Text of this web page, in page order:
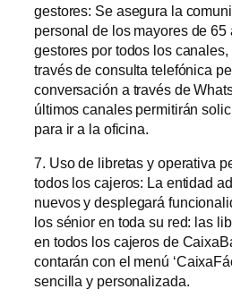
gestores: Se asegura la
personal de los mayores de 65
gestores por todos los
través de consulta telefónica
conversación a través de
últimos canales permitirán
para ir a la oficina.
7. Uso de libretas y operativa
todos los cajeros: La entidad
nuevos y desplegará
los sénior en toda su red: las
en todos los cajeros de
contarán con el menú
sencilla y personalizada.